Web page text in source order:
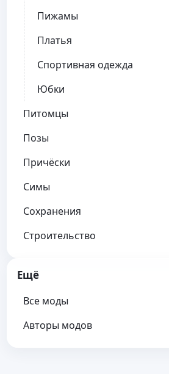
Пижамы
Платья
Спортивная одежда
Юбки
Питомцы
Позы
Причёски
Симы
Сохранения
Строительство
Ещё
Все моды
Авторы модов